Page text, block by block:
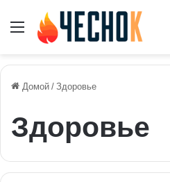
Меню
Домой / Здоровье
Здоровье